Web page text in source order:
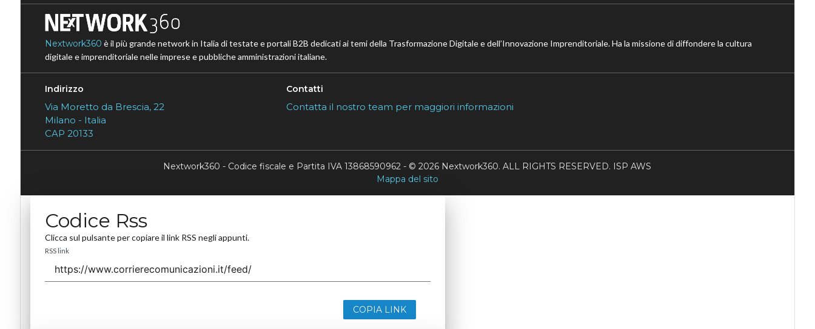
Nextwork360 è il più grande network in Italia di testate e portali B2B dedicati ai temi della Trasformazione Digitale e dell’Innovazione Imprenditoriale. Ha la missione di diffondere la cultura
digitale e imprenditoriale nelle imprese e pubbliche amministrazioni italiane.
Indirizzo
Via Moretto da Brescia, 22
Milano - Italia
CAP 20133
Contatti
Contatta il nostro team per maggiori informazioni
Nextwork360 - Codice fiscale e Partita IVA 13868590962 - © 2026 Nextwork360. ALL RIGHTS RESERVED. ISP AWS
Mappa del sito
Codice Rss
Clicca sul pulsante per copiare il link RSS negli appunti.
RSS link
COPIA LINK